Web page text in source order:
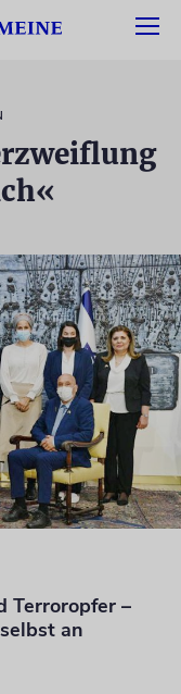
Terroropfer –
an